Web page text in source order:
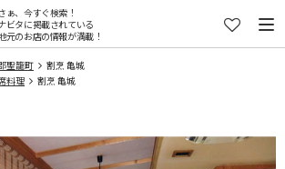
ぁ、今すぐ検索！
ビタに掲載されている
元のお店の情報が満載！
聖籠町
割烹 亀城
料理 割烹 亀城